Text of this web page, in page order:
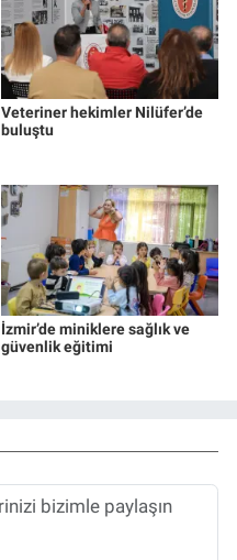
Veteriner hekimler Nilüfer’de
buluştu
İzmir’de miniklere sağlık ve
güvenlik eğitimi